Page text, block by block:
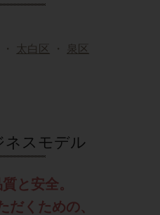
・ 太白区 ・ 泉区
ネスモデル
と安全。
だくための、